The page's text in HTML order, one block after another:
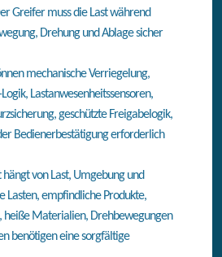
Greifer muss die Last während
Drehung und Ablage sicher
mechanische Verriegelung,
Lastanwesenheitssensoren,
geschützte Freigabelogik,
Bedienerbestätigung erforderlich
hängt von Last, Umgebung und
Lasten, empfindliche Produkte,
heiße Materialien, Drehbewegungen
benötigen eine sorgfältige